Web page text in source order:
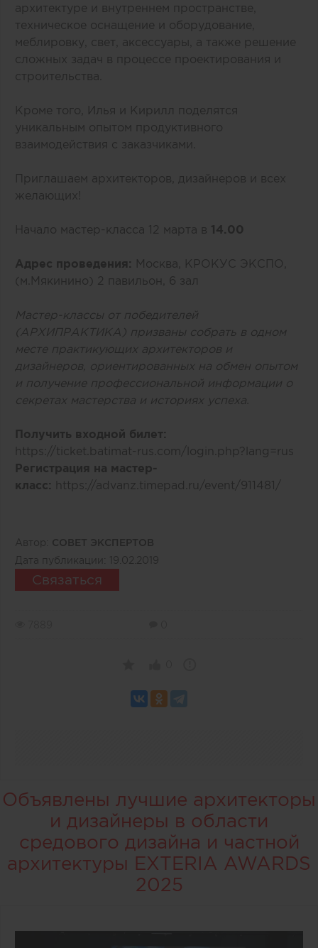
архитектуре и внутреннем пространстве,
техническое оснащение и оборудование,
меблировку, свет, аксессуары, а также решение
сложных задач в процессе проектирования и
строительства.
Кроме того, Илья и Кирилл поделятся
уникальным опытом продуктивного
взаимодействия с заказчиками.
Приглашаем архитекторов, дизайнеров и всех
желающих!
Начало мастер-класса 12 марта в 14.00
Адрес проведения: Москва, КРОКУС ЭКСПО,
(м.Мякинино) 2 павильон, 6 зал
Мастер-классы от победителей
(АРХИПРАКТИКА) призваны собрать в одном
месте практикующих архитекторов и
дизайнеров, ориентированных на обмен опытом
и получение профессиональной информации о
секретах мастерства и историях успеха.
Получить входной билет:
https://ticket.batimat-rus.com/login.php?lang=rus
Регистрация на мастер-
класс:
https://advanz.timepad.ru/event/911481/
Автор: СОВЕТ ЭКСПЕРТОВ
Дата публикации:
19.02.2019
Связаться
Объявлены лучшие архитекторы
и дизайнеры в области
средового дизайна и частной
архитектуры EXTERIA AWARDS
2025